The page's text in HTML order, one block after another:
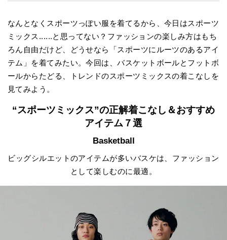
なんとなくスポーツっぽい服を着てるから、今日はスポーツ
ミックス......と思ってない？ファッションの楽しみ方はもち
ろん自由だけど、どうせなら「スポーツにルーツのあるアイ
テム」を着てみたい。今回は、バスケットボールとフットボ
ールからたどる、トレンドのスポーツミックスの着こなしを
見てみよう。
“スポーツミックス”の正解着こなし＆おすすめ
アイテム７選
Basketball
ビッグシルエットのアイテムが多いバスケは、ファッション
として楽しむのに最適。